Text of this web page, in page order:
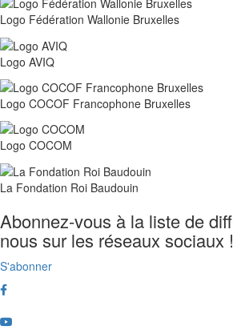
Logo Fédération Wallonie Bruxelles
Logo AVIQ
Logo COCOF Francophone Bruxelles
Logo COCOM
La Fondation Roi Baudouin
Abonnez-vous à la liste de
nous sur les réseaux sociaux !
S'abonner